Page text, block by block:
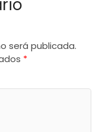
será publicada.
*